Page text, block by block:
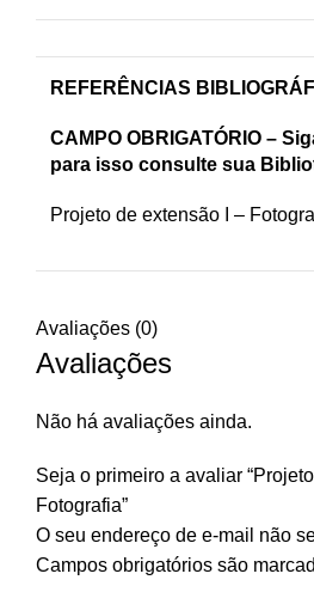
REFERÊNCIAS
CAMPO OBRIGATÓRIO –
para isso consulte sua
Projeto de extensão I –
Avaliações (0)
Avaliações
Não há avaliações ainda.
Seja o primeiro a avaliar
Fotografia”
O seu endereço de e-mail não
Campos obrigatórios são